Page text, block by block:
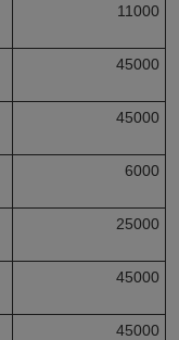
11000
45000
45000
6000
25000
45000
45000